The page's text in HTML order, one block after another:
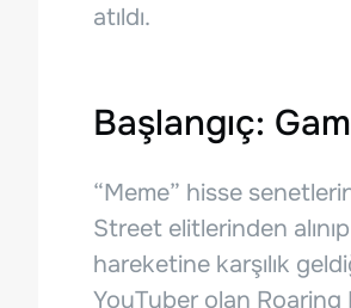
atıldı.
Başlangıç:
“Meme” hisse
Street elitlerinden
hareketine karşılık
YouTuber olan